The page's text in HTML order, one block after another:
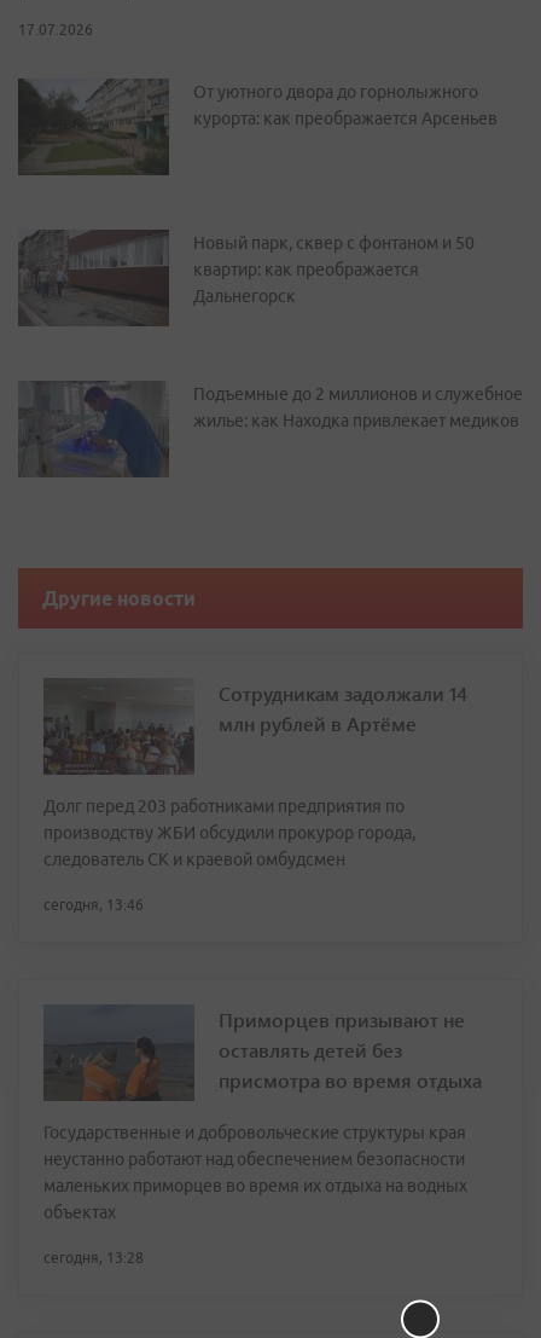
17.07.2026
От уютного двора до горнолыжного
курорта: как преображается Арсеньев
Новый парк, сквер с фонтаном и 50
квартир: как преображается
Дальнегорск
Подъемные до 2 миллионов и служебное
жилье: как Находка привлекает медиков
Другие новости
Сотрудникам задолжали 14
млн рублей в Артёме
Долг перед 203 работниками предприятия по
производству ЖБИ обсудили прокурор города,
следователь СК и краевой омбудсмен
сегодня, 13:46
Приморцев призывают не
оставлять детей без
присмотра во время отдыха
Государственные и добровольческие структуры края
неустанно работают над обеспечением безопасности
маленьких приморцев во время их отдыха на водных
объектах
сегодня, 13:28